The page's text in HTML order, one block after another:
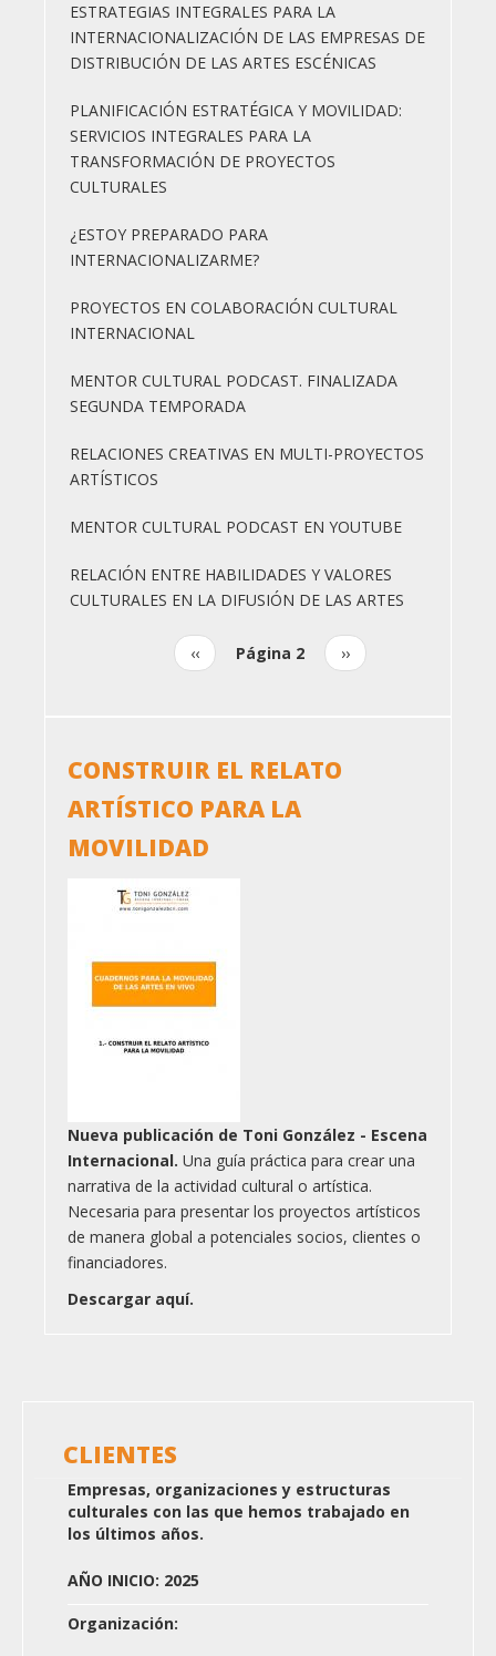
ESTRATEGIAS INTEGRALES PARA LA
INTERNACIONALIZACIÓN DE LAS EMPRESAS DE
DISTRIBUCIÓN DE LAS ARTES ESCÉNICAS
PLANIFICACIÓN ESTRATÉGICA Y MOVILIDAD:
SERVICIOS INTEGRALES PARA LA
TRANSFORMACIÓN DE PROYECTOS
CULTURALES
¿ESTOY PREPARADO PARA
INTERNACIONALIZARME?
PROYECTOS EN COLABORACIÓN CULTURAL
INTERNACIONAL
MENTOR CULTURAL PODCAST. FINALIZADA
SEGUNDA TEMPORADA
RELACIONES CREATIVAS EN MULTI-PROYECTOS
ARTÍSTICOS
MENTOR CULTURAL PODCAST EN YOUTUBE
RELACIÓN ENTRE HABILIDADES Y VALORES
CULTURALES EN LA DIFUSIÓN DE LAS ARTES
Paginación Página
anterior
‹‹ Página 2
Siguiente
página
››
CONSTRUIR EL RELATO
ARTÍSTICO PARA LA
MOVILIDAD
Nueva publicación de Toni González - Escena
Internacional. Una guía práctica para crear una
narrativa de la actividad cultural o artística.
Necesaria para presentar los proyectos artísticos
de manera global a potenciales socios, clientes o
financiadores.
Descargar aquí.
CLIENTES
Empresas, organizaciones y estructuras
culturales con las que hemos trabajado en
los últimos años.
AÑO INICIO: 2025
Organización: